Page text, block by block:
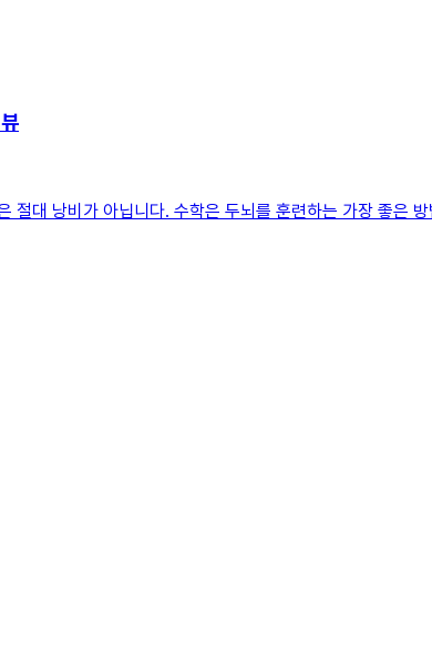
대 낭비가 아닙니다. 수학은 두뇌를 훈련하는 가장 좋은